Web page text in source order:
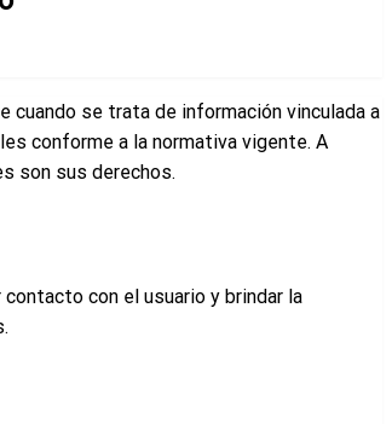
se trata de información vinculada a
conforme a la normativa vigente. A
son sus derechos.
con el usuario y brindar la